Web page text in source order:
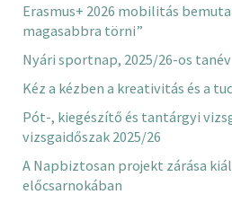
Erasmus+ 2026 mobilitás
magasabbra törni”
Nyári sportnap, 2025/26-os tanév
Kéz a kézben a kreativitás és a
Pót-, kiegészítő és tantárgyi
vizsgaidőszak 2025/26
A Napbiztosan projekt zárása
előcsarnokában